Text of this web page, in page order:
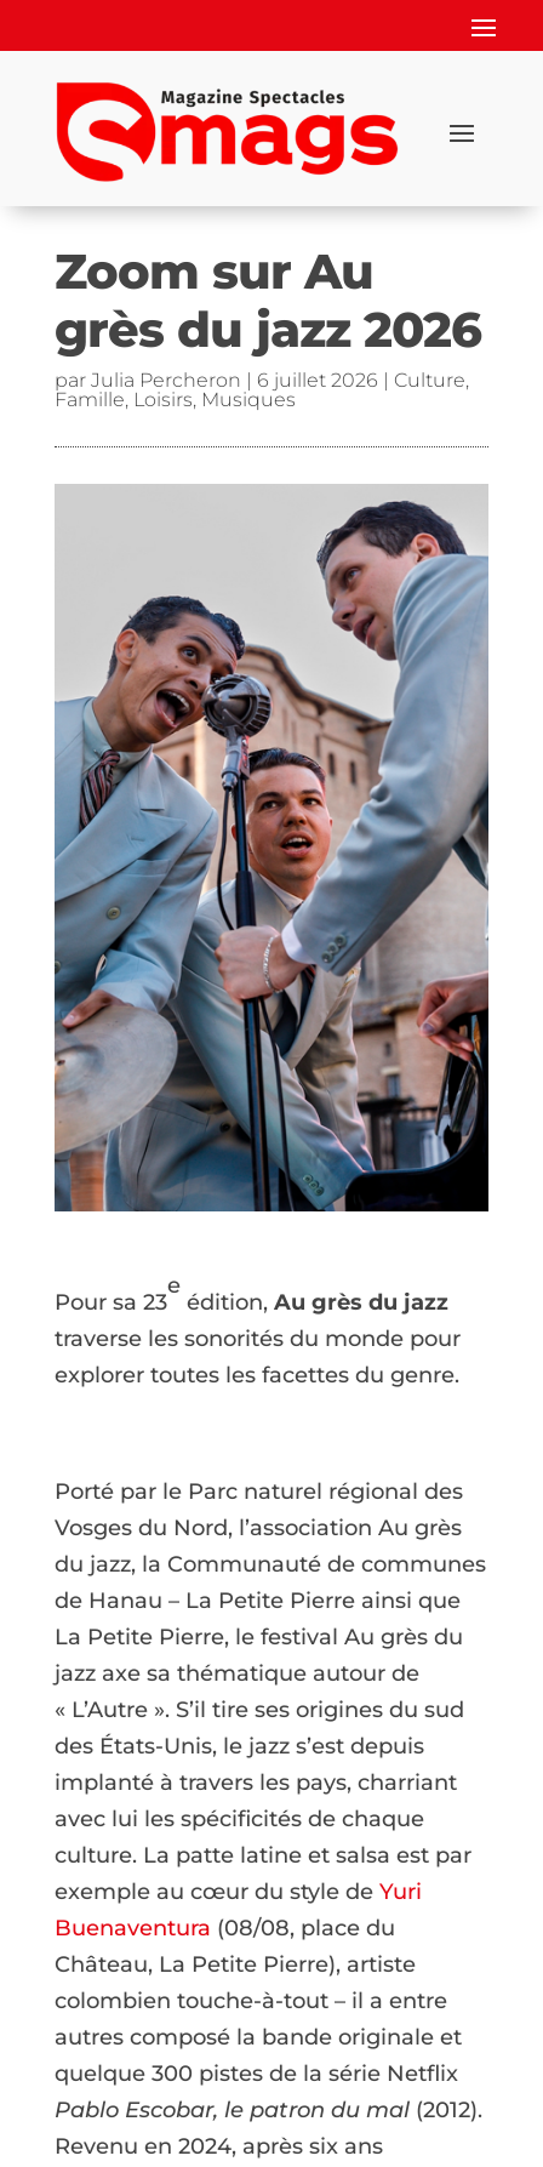
Zoom sur Au
grès du jazz 2026
par Julia Percheron | 6 juillet 2026 | Culture,
Famille, Loisirs, Musiques
Pour sa 23
e
édition, Au grès du jazz
traverse les sonorités du monde pour
explorer toutes les facettes du genre.
Porté par le Parc naturel régional des
Vosges du Nord, l’association Au grès
du jazz, la Communauté de communes
de Hanau – La Petite Pierre ainsi que
La Petite Pierre, le festival Au grès du
jazz axe sa thématique autour de
« L’Autre ». S’il tire ses origines du sud
des États-Unis, le jazz s’est depuis
implanté à travers les pays, charriant
avec lui les spécificités de chaque
culture. La patte latine et salsa est par
exemple au cœur du style de Yuri
Buenaventura (08/08, place du
Château, La Petite Pierre), artiste
colombien touche-à-tout – il a entre
autres composé la bande originale et
quelque 300 pistes de la série Netflix
Pablo Escobar, le patron du mal(2012).
Revenu en 2024, après six ans